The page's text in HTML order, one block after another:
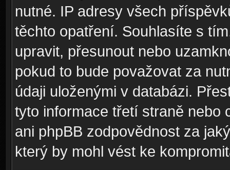
nutné. IP adresy všech
těchto opatření. Souhlasíte s
upravit, přesunout nebo
pokud to bude považovat za
údaji uloženými v databázi.
tyto informace třetí straně nebo
ani phpBB zodpovědnost za
který by mohl vést ke